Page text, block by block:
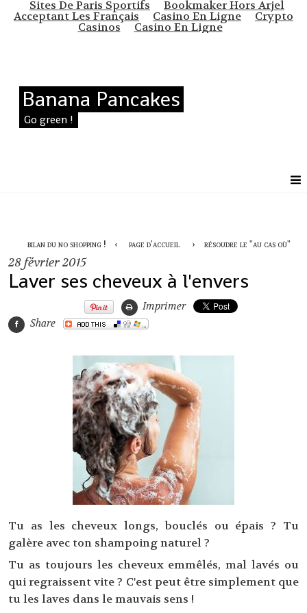
Sites De Paris Sportifs Bookmaker Hors Arjel
Acceptant Les Français Casino En Ligne Crypto
Casinos Casino En Ligne
Banana Pancakes
Go green !
bilan du no shopping ! page d'accueil résoudre le "au cas où"
28février 2015
Laver ses cheveux à l'envers
Imprimer
Share
Tu as les cheveux longs, bouclés ou épais ? Tu
galère avec ton shampoing naturel ?
Tu as toujours les cheveux emmêlés, mal lavés ou
qui regraissent vite ? C'est peut être simplement que
tu les laves dans le mauvais sens !